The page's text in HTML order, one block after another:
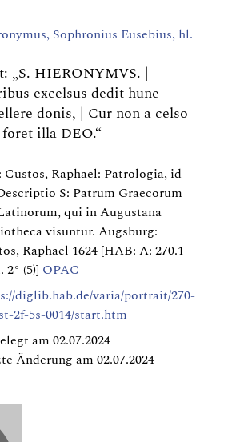
Sophronius Eusebius, hl.
„S. HIERONYMVS. |
excelsus dedit hune
donis, | Cur non a celso
illa DEO.“
Custos, Raphael: Patrologia, id
S: Patrum Graecorum
qui in Augustana
visuntur. Augsburg:
Raphael 1624 [HAB: A: 270.1
2° (5)] OPAC
diglib.hab.de/varia/portrait/270-
2f-5s-0014/start.htm
am 02.07.2024
Änderung am 02.07.2024